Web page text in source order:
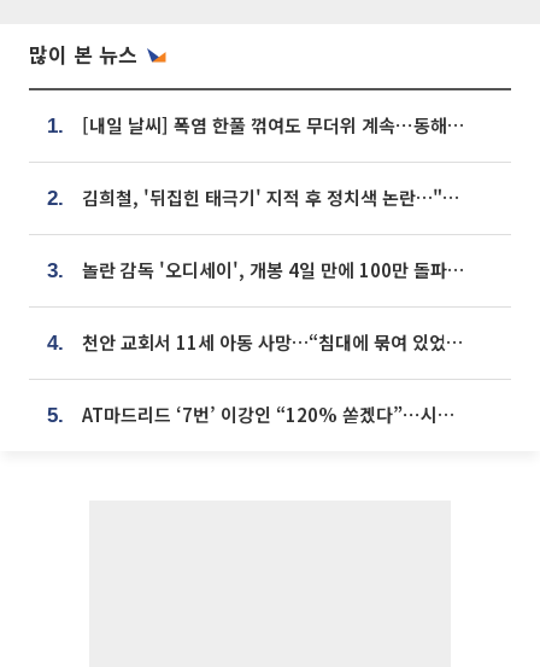
많이 본 뉴스
1. [내일 날씨] 폭염 한풀 꺾여도 무더위 계속⋯동해안 이틀 연속 비
2. 김희철, '뒤집힌 태극기' 지적 후 정치색 논란…"좌우 떠나 우리나라 국기"
3. 놀란 감독 '오디세이', 개봉 4일 만에 100만 돌파⋯'왕사남' 보다 빠르다
4. 천안 교회서 11세 아동 사망…“침대에 묶여 있었다” 진술 확보
5. AT마드리드 ‘7번’ 이강인 “120% 쏟겠다”⋯시메오네 감독 “필요한 선수”